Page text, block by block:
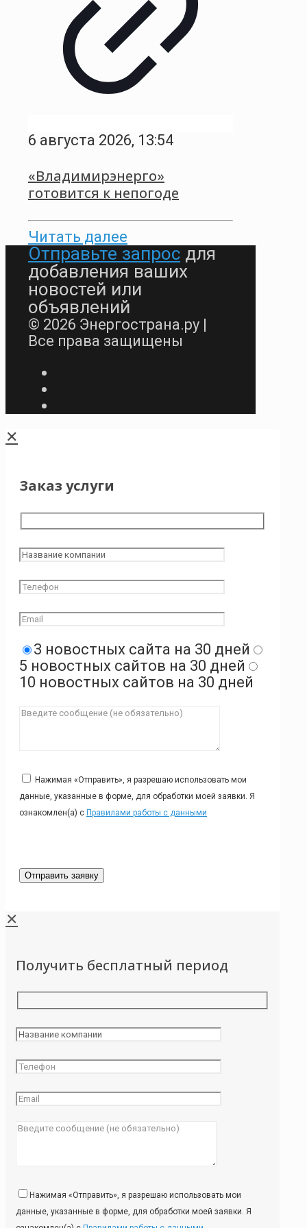
6 августа 2026, 13:54
«Владимирэнерго»
готовится к непогоде
Читать далее
Отправьте запрос для
добавления ваших
новостей или
объявлений
© 2026 Энергострана.ру |
Все права защищены
✕
Заказ услуги
3 новостных сайта на 30 дней
5 новостных сайтов на 30 дней
10 новостных сайтов на 30 дней
Нажимая «Отправить», я разрешаю использовать мои
данные, указанные в форме, для обработки моей заявки. Я
ознакомлен(а) с Правилами работы с данными
✕
Получить бесплатный период
Нажимая «Отправить», я разрешаю использовать мои
данные, указанные в форме, для обработки моей заявки. Я